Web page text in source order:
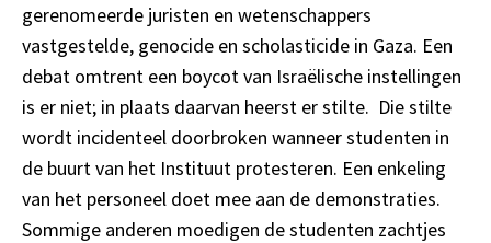
gerenomeerde juristen en wetenschappers
vastgestelde, genocide en scholasticide in Gaza. Een
debat omtrent een boycot van Israëlische instellingen
is er niet; in plaats daarvan heerst er stilte. Die stilte
wordt incidenteel doorbroken wanneer studenten in
de buurt van het Instituut protesteren. Een enkeling
van het personeel doet mee aan de demonstraties.
Sommige anderen moedigen de studenten zachtjes